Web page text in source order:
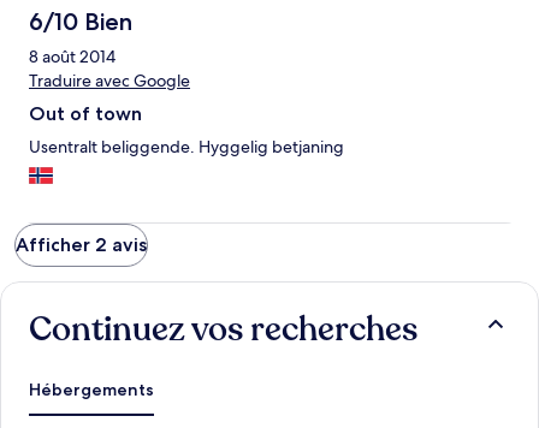
6/10 Bien
8 août 2014
Traduire avec Google
Out of town
Usentralt beliggende. Hyggelig betjaning
Afficher 2 avis
Continuez vos recherches
Hébergements